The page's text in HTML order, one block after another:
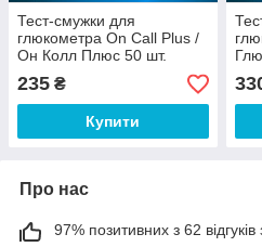
Тест-смужки для
глюкометра On Call Plus /
Он Колл Плюс 50 шт.
235 ₴
Купити
50
Про нас
97% позитивних з 62 відгуків